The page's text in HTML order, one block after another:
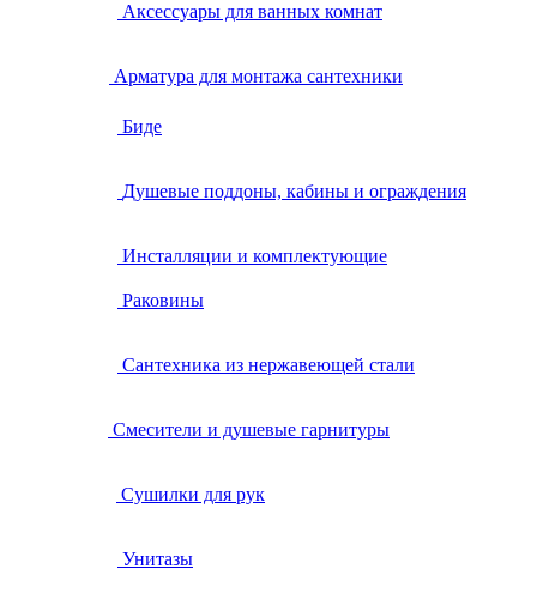
Аксессуары для ванных комнат
Арматура для монтажа сантехники
Биде
Душевые поддоны, кабины и ограждения
Инсталляции и комплектующие
Раковины
Сантехника из нержавеющей стали
Смесители и душевые гарнитуры
Сушилки для рук
Унитазы